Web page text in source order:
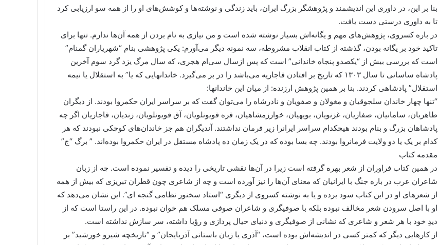
بنا بر این، در داوری این اندیشمند و پژوهشگر بزرگ ایران، باید زندگی و نوشته‌ها و کوشش‌های او را از همه سو ارزیابی کرد
تا به داوری درستی دست یافت.
در باره کسروی، پژوهش‌های مهم و یگانه‌اش بسیار نوشته شده است و من نیازی به نام بردن از همه آن‌ها ندارم. تنها برای
تاکید خود بر یگانه بودن، گذشته از کتاب انقلاب مشروطه، سه نمونه دیگر می‌آورم: یکی پژوهشی بنام “شهریاران گمنام”
است که بررسی بیش از “یکصدو پنجاه خاندانی” است که پس ازسال سی‌ام هجری، که سال مرگ یزد گرد سوم آخرین
پادشاه ساسانی تا سال ۱۳۰۳ که تاریخ بر افتادن قاجاریه می‌باشد را در بر می‌گیرد. خاندانهایی که یا” به استقلال یا نیمه
استقلال” پادشاهی کردند. بنا بر همین پژوهش ارزنده: از میان این خاندانها:
“تنها چهار خاندان سلجوقیان و مغولان و صفویان و نادرشاه را می‌توان گفت که بر سراسر ایران حکمروا بودند. از دیگران
طاهریان، سامانیان، صفاریان، غزنویان، بویهیان، خوارزمشاهیان، قره قویونلویان، آق قویونلویان، زندیان، قاجاریان اگر چه
پادشاهان بزرگ و بنام بودند هیچکدام سراسر ایرانرا زیر فرمان نداشتند. آندیگران هم جز خاندان‌های کوچکی نبودند که هر
کدام بر یک یا دو ولایت فرمانروا بودند. چه بسا بوده که در یک زمان ده پادشاه مستقل در ایران حکمروا بوده‌اند. ” برگ “ج”
مقدمه کتاب
در همین کتاب فراوران از شعر بهره گرفته است زیرا در آن‌ها نقشی تاریخی را دیده و تفسیر نموده است. چه از زبان
شاعران عرب در باره جنگ با ایرانیان که معنای آن‌ها را نیز آورده است و چه از شاعری چون قطران تبریزی که بیش از همه
از شعرهای او در این کتاب سود برده و یا به نوشته کسروی از دیگری “استاد سخنور نظامی گنجه ای”. این نشان می‌دهد که
او با اصل سرودن شعر مخالف نبوده بلکه با صوفیگری و شاعران صوفی مسلک هم خوان نبوده. در این راستا است که از
دیدِ خود با هر شعر و شاعری که نشانی از صوفیگری و دنیای خیال پردازی و رؤیا داشته، سر سازش نداشته است.
از کارهایی دیگر که کمتر کسی در اندیشه‌اش بوده است، “آذری یا زبان باستانی آذربایجان” و “تاریخچه شیرو خورشید” بر